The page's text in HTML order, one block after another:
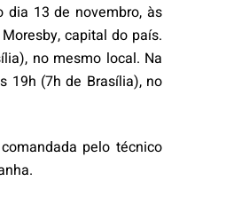
dia 13 de novembro, às
capital do país.
no mesmo local. Na
19h (7h de Brasília), no
pelo técnico